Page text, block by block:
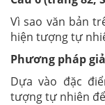
Vì sao văn bản
hiện tượng tự
Phương pháp
Dựa vào đặc
tượng tự nhiên